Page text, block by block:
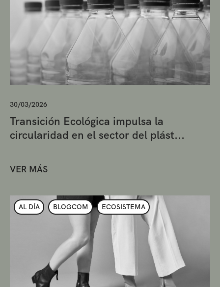
30/03/2026
Transición Ecológica impulsa la
circularidad en el sector del plást...
VER MÁS
AL DÍA BLOGCOM ECOSISTEMA